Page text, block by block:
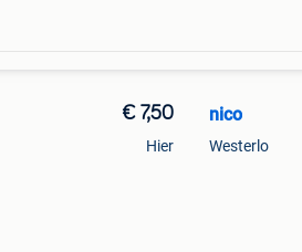
€ 7,50
Hier
nico
Westerlo